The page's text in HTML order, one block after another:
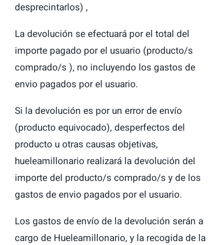
desprecintarlos) ,
La devolución se efectuará por el total del
importe pagado por el usuario (producto/s
comprado/s ), no incluyendo los gastos de
envio pagados por el usuario.
Si la devolución es por un error de envío
(producto equivocado), desperfectos del
producto u otras causas objetivas,
hueleamillonario realizará la devolución del
importe del producto/s comprado/s y de los
gastos de envio pagados por el usuario.
Los gastos de envío de la devolución serán a
cargo de Hueleamillonario, y la recogida de la